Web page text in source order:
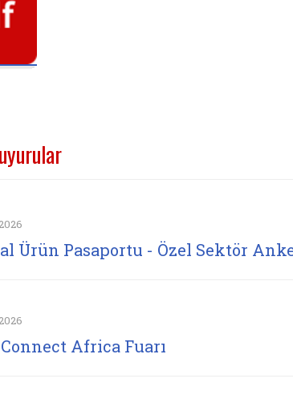
Ürün Pasaportu - Özel Sektör
Africa Fuarı